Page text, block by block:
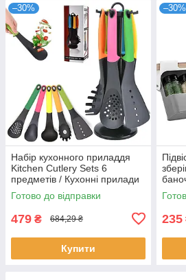
–30%
Набір кухонного приладдя
Kitchen Cutlery Sets 6
предметів / Кухонні прилади
для готування
Готово до відправки
479 ₴ 684,29 ₴
Купити
–30%
235